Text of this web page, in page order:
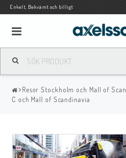
Enkelt, Bekvämt och billigt
Resor Stockholm och Mall of
C och Mall of Scandinavia